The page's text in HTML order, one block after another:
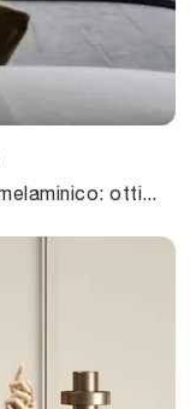
Complementi moderni e scrittoi in melaminico: ottieni informazioni sul modello Fold Scrittoio di Novamobili e potrai completare i tuoi locali.